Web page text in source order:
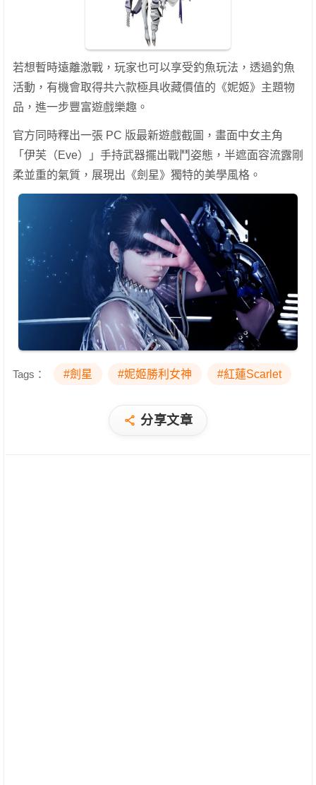
若想暫時遠離激戰，玩家也可以享受釣魚玩法，透過釣魚
活動，有機會取得共六款極具收藏價值的《妮姬》主題物
品，進一步豐富遊戲樂趣。
官方同時釋出一張 PC 版最新遊戲截圖，畫面中女主角
「伊芙（Eve）」手持武器擺出戰鬥姿態，半遮面容流露剛
柔並重的氣質，展現出《劍星》獨特的美學風格。
Tags： #劍星 #妮姬勝利女神 #紅蓮Scarlet
分享文章